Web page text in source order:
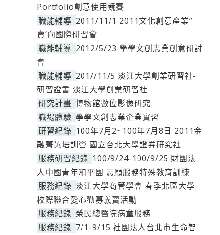
Portfolio創意使用競賽
職能輔導 2011/11/1 2011文化創意產業”
賣’向國際研習會
職能輔導 2012/5/23 學學文創志業創意研討
會
職能輔導 201//11/5 淡江大學創業研習社-
研習證書 淡江大學創業研習社
研究計畫 博物館數位影像研究
職場體驗 學學文創志業企業實習
研習紀錄 100年7月2~100年7月8日 2011金
融菁英培訓營 國立台北大學證券研究社
服務研習紀錄 100/9/24-100/9/25 財團法
人中國青年和平團 志願服務特殊教育訓練
服務紀錄 淡江大學商管學會 春季北區大學
校際聯合愛心勸募義賣活動
服務紀錄 榮民總醫院病童服務
服務紀錄 7/1-9/15 社團法人台北市生命智